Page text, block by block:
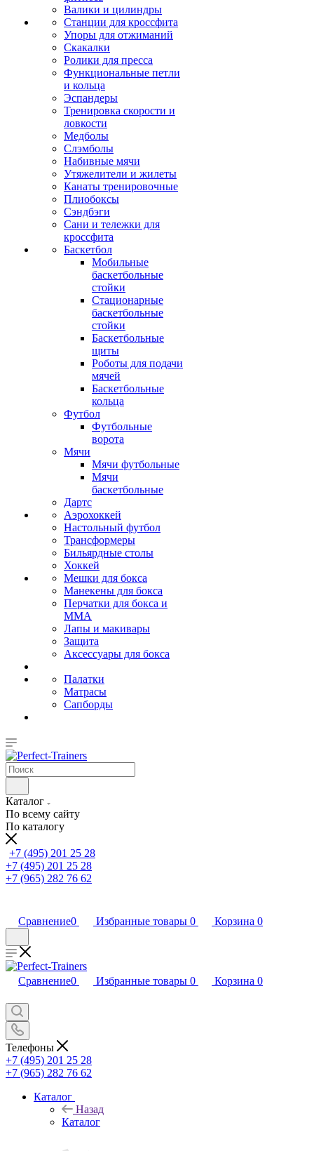
Валики и цилиндры
Станции для кроссфита
Упоры для отжиманий
Скакалки
Ролики для пресса
Функциональные петли
и кольца
Эспандеры
Тренировка скорости и
ловкости
Медболы
Слэмболы
Набивные мячи
Утяжелители и жилеты
Канаты тренировочные
Плиобоксы
Сэндбэги
Сани и тележки для
кроссфита
Баскетбол
Мобильные
баскетбольные
стойки
Стационарные
баскетбольные
стойки
Баскетбольные
щиты
Роботы для подачи
мячей
Баскетбольные
кольца
Футбол
Футбольные
ворота
Мячи
Мячи футбольные
Мячи
баскетбольные
Дартс
Аэрохоккей
Настольный футбол
Трансформеры
Бильярдные столы
Хоккей
Мешки для бокса
Манекены для бокса
Перчатки для бокса и
MMA
Лапы и макивары
Защита
Аксессуары для бокса
Палатки
Матрасы
Сапборды
Каталог
По всему сайту
По каталогу
+7 (495) 201 25 28
+7 (495) 201 25 28
+7 (965) 282 76 62
Сравнение0 Избранные товары 0 Корзина 0
Сравнение0 Избранные товары 0 Корзина 0
Телефоны
+7 (495) 201 25 28
+7 (965) 282 76 62
Каталог
Назад
Каталог